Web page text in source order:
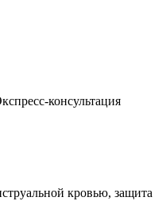
консультация
кровью, защита